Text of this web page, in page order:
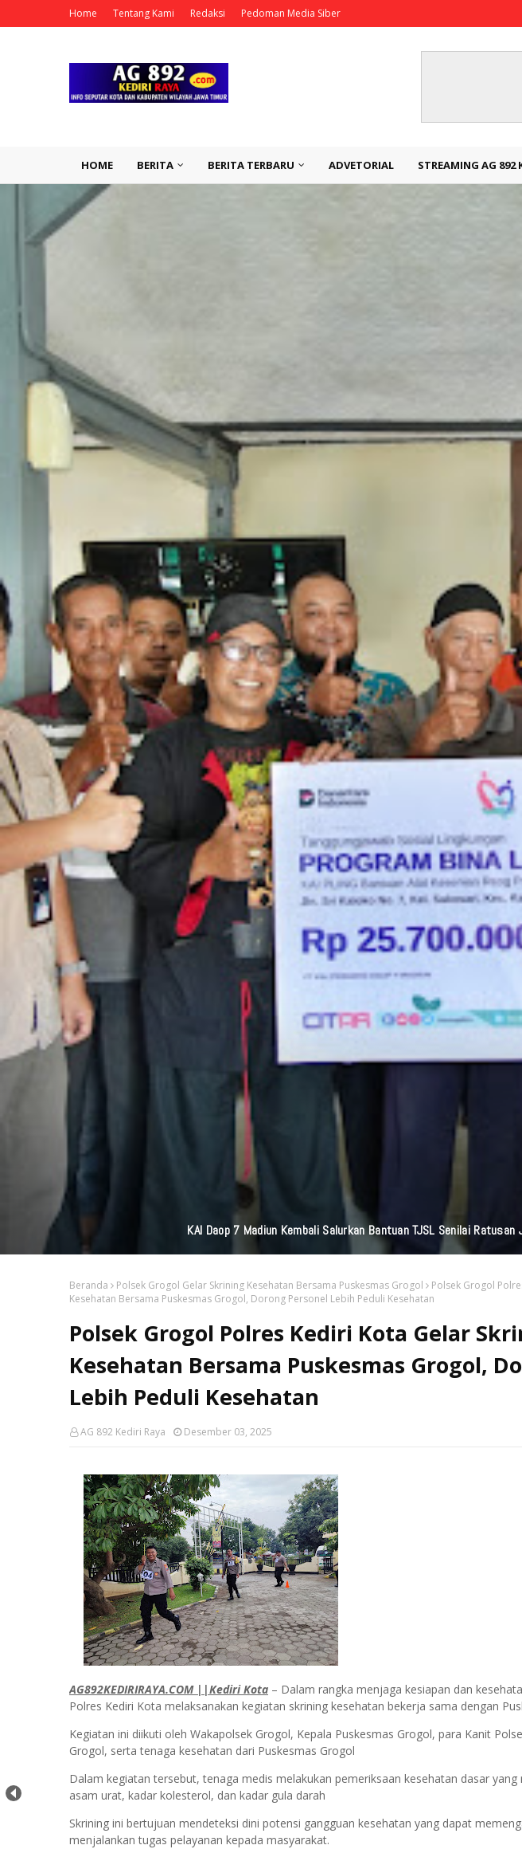
Home Tentang Kami Redaksi Pedoman Media Siber
HOME BERITA BERITA TERBARU ADVETORIAL STREAMING AG 892
Perkuat Jaringan Media Nasional Dari Pulau Dewata
Beranda Polsek Grogol Gelar Skrining Kesehatan Bersama Puskesmas Grogol
Polsek Grogol
Kesehatan Bersama Puskesmas Grogol, Dorong Personel Lebih Peduli Kesehatan
Polsek Grogol Polres Kediri Kota Gelar
Kesehatan Bersama Puskesmas Grogol,
Lebih Peduli Kesehatan
AG 892 Kediri Raya Desember 03, 2025
AG892KEDIRIRAYA.COM ||Kediri Kota – Dalam rangka menjaga kesiapan dan
Polres Kediri Kota melaksanakan kegiatan skrining kesehatan bekerja sama dengan
Kegiatan ini diikuti oleh Wakapolsek Grogol, Kepala Puskesmas Grogol, para Kanit
Grogol, serta tenaga kesehatan dari Puskesmas Grogol
Dalam kegiatan tersebut, tenaga medis melakukan pemeriksaan kesehatan dasar
asam urat, kadar kolesterol, dan kadar gula darah
Skrining ini bertujuan mendeteksi dini potensi gangguan kesehatan yang dapat
menjalankan tugas pelayanan kepada masyarakat.